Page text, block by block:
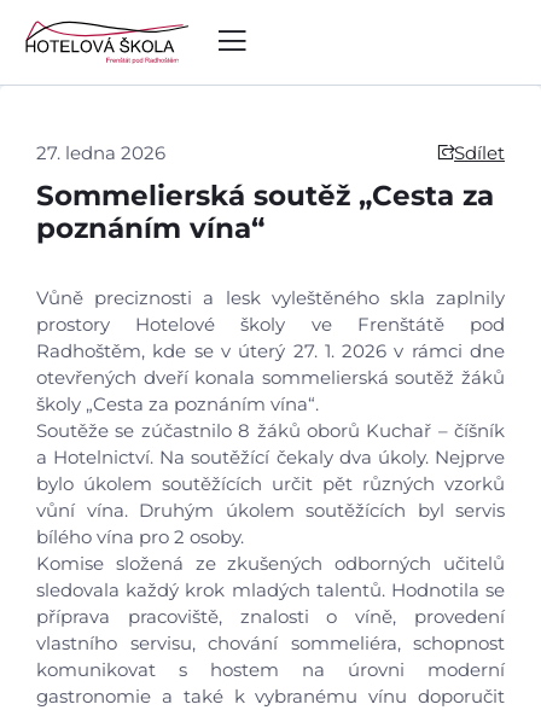
27. ledna 2026 Sdílet
Sommelierská soutěž „Cesta za
poznáním vína“
Vůně preciznosti a lesk vyleštěného skla zaplnily
prostory Hotelové školy ve Frenštátě pod
Radhoštěm, kde se v úterý 27. 1. 2026 v rámci dne
otevřených dveří konala sommelierská soutěž žáků
školy „Cesta za poznáním vína“.
Soutěže se zúčastnilo 8 žáků oborů Kuchař – číšník
a Hotelnictví. Na soutěžící čekaly dva úkoly. Nejprve
bylo úkolem soutěžících určit pět různých vzorků
vůní vína. Druhým úkolem soutěžících byl servis
bílého vína pro 2 osoby.
Komise složená ze zkušených odborných učitelů
sledovala každý krok mladých talentů. Hodnotila se
příprava pracoviště, znalosti o víně, provedení
vlastního servisu, chování sommeliéra, schopnost
komunikovat s hostem na úrovni moderní
gastronomie a také k vybranému vínu doporučit